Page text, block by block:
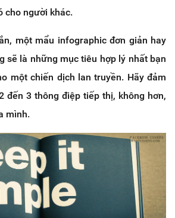
cho người khác.
một mẩu infographic đơn giản hay
sẽ là những mục tiêu hợp lý nhất bạn
một chiến dịch lan truyền. Hãy đảm
đến 3 thông điệp tiếp thị, không hơn,
mình.